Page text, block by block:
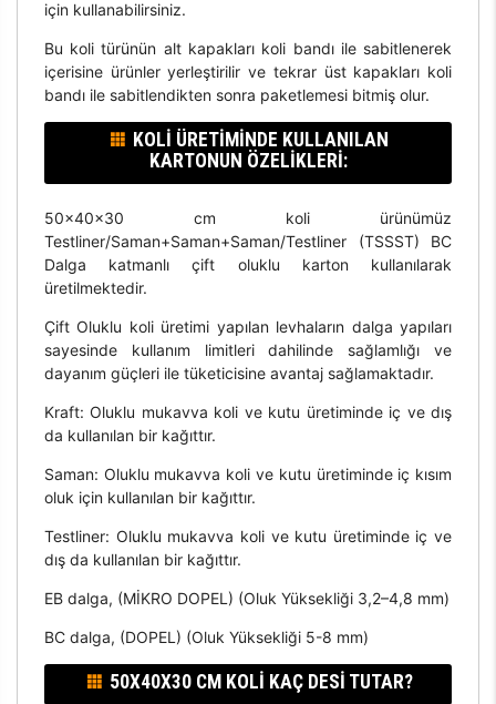
için kullanabilirsiniz.
Bu koli türünün alt kapakları koli bandı ile sabitlenerek
içerisine ürünler yerleştirilir ve tekrar üst kapakları koli
bandı ile sabitlendikten sonra paketlemesi bitmiş olur.
KOLI ÜRETIMINDE KULLANILAN
KARTONUN ÖZELIKLERI:
50x40x30 cm koli ürünümüz
Testliner/Saman+Saman+Saman/Testliner (TSSST) BC
Dalga katmanlı çift oluklu karton kullanılarak
üretilmektedir.
Çift Oluklu koli üretimi yapılan levhaların dalga yapıları
sayesinde kullanım limitleri dahilinde sağlamlığı ve
dayanım güçleri ile tüketicisine avantaj sağlamaktadır.
Kraft: Oluklu mukavva koli ve kutu üretiminde iç ve dış
da kullanılan bir kağıttır.
Saman: Oluklu mukavva koli ve kutu üretiminde iç kısım
oluk için kullanılan bir kağıttır.
Testliner: Oluklu mukavva koli ve kutu üretiminde iç ve
dış da kullanılan bir kağıttır.
EB dalga, (MİKRO DOPEL) (Oluk Yüksekliği 3,2–4,8 mm)
BC dalga, (DOPEL) (Oluk Yüksekliği 5-8 mm)
50X40X30 CM KOLI KAÇ DESI TUTAR?